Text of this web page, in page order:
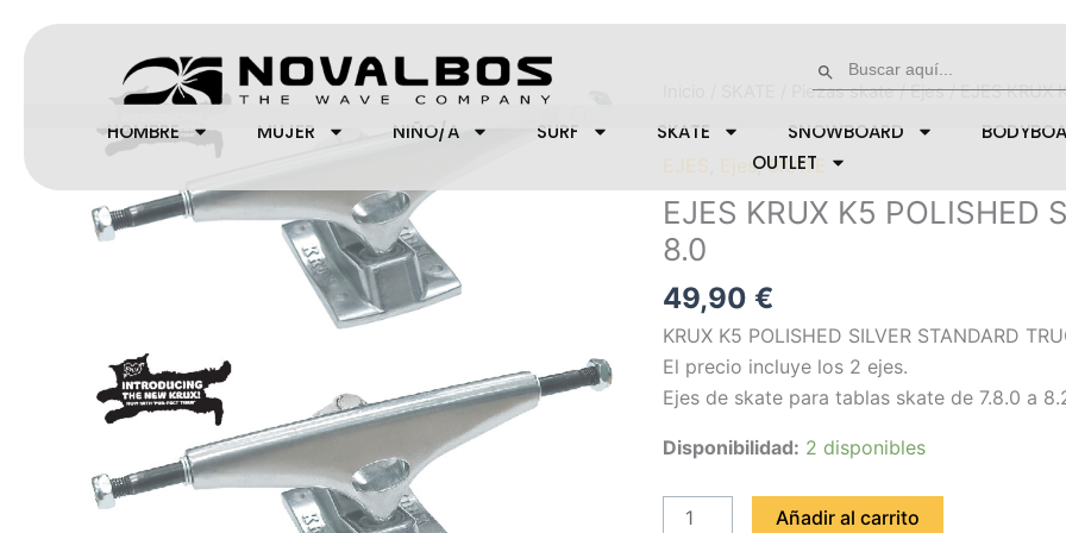
Botón de búsqueda
HOMBRE MUJER NIÑO/A SURF SKATE SNOWBOARD
OUTLET
Piezas skate/Ejes/ EJES KRUX
EJES Ejes,SKATE
EJES KRUX K5 POLISHED
8.0
49,90€
KRUX K5 POLISHED SILVER STANDARD
El precio incluye los 2 ejes.
Ejes de skate para tablas skate de 7.8.0 a
Disponibilidad: 2 disponibles
POLISHED
SILVER
8.0
Añadir al carrito